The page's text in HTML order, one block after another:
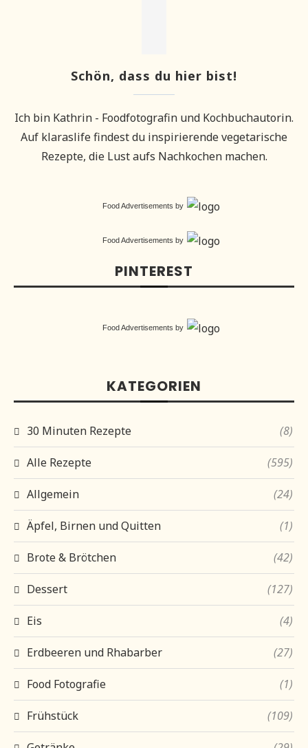
Schön, dass du hier bist!
Ich bin Kathrin - Foodfotografin und Kochbuchautorin.
Auf klaraslife findest du inspirierende vegetarische
Rezepte, die Lust aufs Nachkochen machen.
Food Advertisements by
Food Advertisements by
PINTEREST
Food Advertisements by
KATEGORIEN
30 Minuten Rezepte (8)
Alle Rezepte (595)
Allgemein (24)
Äpfel, Birnen und Quitten (1)
Brote & Brötchen (42)
Dessert (127)
Eis (4)
Erdbeeren und Rhabarber (27)
Food Fotografie (1)
Frühstück (109)